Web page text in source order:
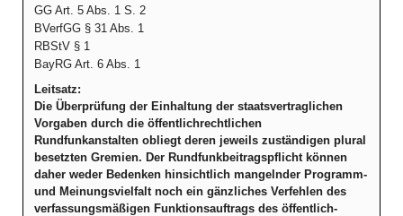
GG Art. 5 Abs. 1 S. 2
BVerfGG § 31 Abs. 1
RBStV § 1
BayRG Art. 6 Abs. 1
Leitsatz:
Die Überprüfung der Einhaltung der staatsvertraglichen
Vorgaben durch die öffentlichrechtlichen
Rundfunkanstalten obliegt deren jeweils zuständigen plural
besetzten Gremien. Der Rundfunkbeitragspflicht können
daher weder Bedenken hinsichtlich mangelnder Programm-
und Meinungsvielfalt noch ein gänzliches Verfehlen des
verfassungsmäßigen Funktionsauftrags des öffentlich-